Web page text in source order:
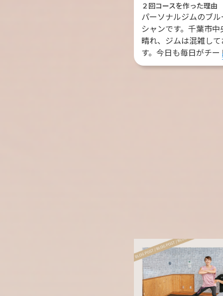
２回コースを作った理由
パーソナルジムのブ
シャンです。千葉市中
晴れ、ジムは混雑し
す。今日も毎日がチー